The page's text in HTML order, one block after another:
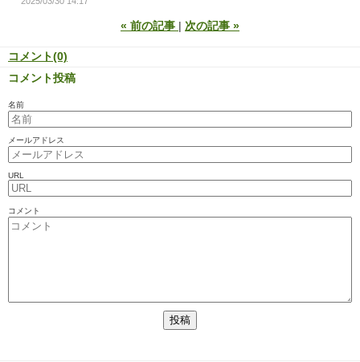
« 前の記事 次の記事 »
コメント(0)
コメント投稿
名前
メールアドレス
URL
コメント